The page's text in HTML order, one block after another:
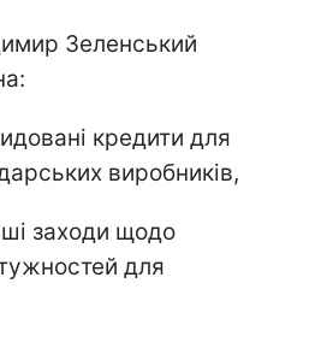
Зеленський
кредити для
виробників,
заходи щодо
для